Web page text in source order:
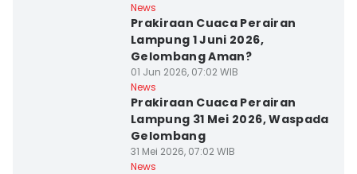
News
Prakiraan Cuaca Perairan
Lampung 1 Juni 2026,
Gelombang Aman?
01 Jun 2026, 07:02 WIB
News
Prakiraan Cuaca Perairan
Lampung 31 Mei 2026, Waspada
Gelombang
31 Mei 2026, 07:02 WIB
News